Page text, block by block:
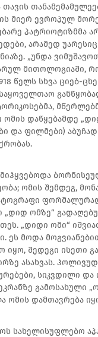
თავის
მიერ ევროპულ
არამედ
„უნდა
მითოლოგიაში,
წელს სხვა ციებ-
დაწყებამდე
და ფილმები)
ომის შემდეგ,
„დიდ ომზე“
„დიდი ომი“
ეს მოდა
იყო, შედეგი ისეთი
ასახვას.
სიკვდილი
გამოსახული
ომის დამთავრება
სახელისუფლებო